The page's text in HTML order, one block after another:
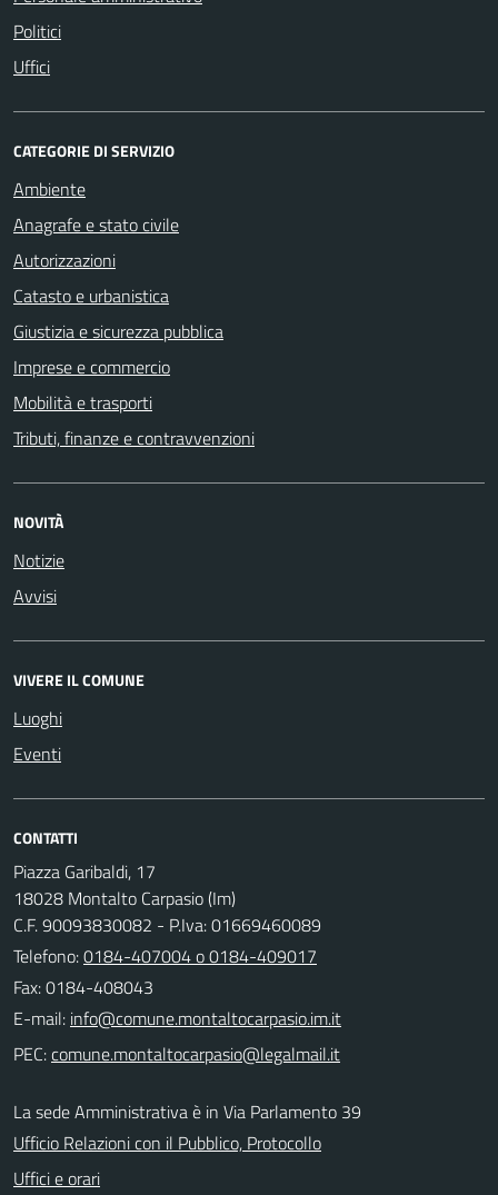
Politici
Uffici
CATEGORIE DI SERVIZIO
Ambiente
Anagrafe e stato civile
Autorizzazioni
Catasto e urbanistica
Giustizia e sicurezza pubblica
Imprese e commercio
Mobilità e trasporti
Tributi, finanze e contravvenzioni
NOVITÀ
Notizie
Avvisi
VIVERE IL COMUNE
Luoghi
Eventi
CONTATTI
Piazza Garibaldi, 17
18028 Montalto Carpasio (Im)
C.F. 90093830082 - P.Iva: 01669460089
Telefono:0184-407004 o 0184-409017
Fax: 0184-408043
E-mail:
PEC:
La sede Amministrativa è in Via Parlamento 39
Ufficio Relazioni con il Pubblico, Protocollo
Uffici e orari